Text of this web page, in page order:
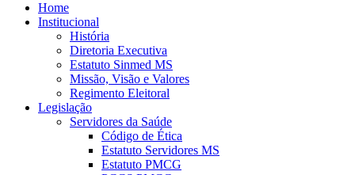
Home
Institucional
História
Diretoria Executiva
Estatuto Sinmed MS
Missão, Visão e Valores
Regimento Eleitoral
Legislação
Servidores da Saúde
Código de Ética
Estatuto Servidores MS
Estatuto PMCG